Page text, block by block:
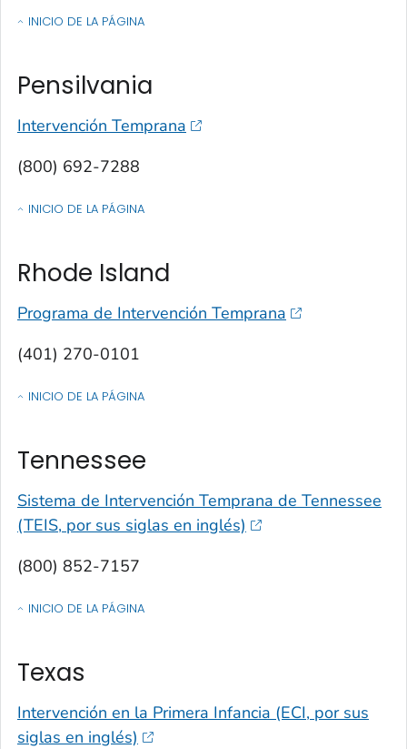
INICIO DE LA PÁGINA
OF CONTACTOS POR ESTADO, TERRITORIO O ESTADO LIBRE
Pensilvania
Intervención Temprana
(800) 692-7288
INICIO DE LA PÁGINA
OF CONTACTOS POR ESTADO, TERRITORIO O ESTADO LIBRE
Rhode Island
Programa de Intervención Temprana
(401) 270-0101
INICIO DE LA PÁGINA
OF CONTACTOS POR ESTADO, TERRITORIO O ESTADO LIBRE
Tennessee
Sistema de Intervención Temprana de Tennessee
(TEIS, por sus siglas en inglés)
(800) 852-7157
INICIO DE LA PÁGINA
OF CONTACTOS POR ESTADO, TERRITORIO O ESTADO LIBRE
Texas
Intervención en la Primera Infancia (ECI, por sus
siglas en inglés)